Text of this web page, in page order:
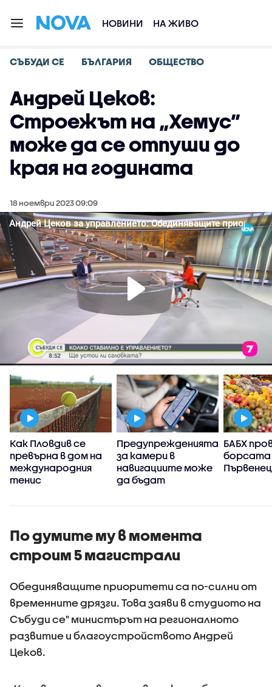
НОВИНИ НА ЖИВО
СЪБУДИ СЕ БЪЛГАРИЯ ОБЩЕСТВО
Андрей Цеков:
Строежът на „Хемус”
може да се отпуши до
края на годината
18 ноември 2023 09:09
Как Пловдив се
превърна в дом на
международния
тенис
Предупрежденията
за камери в
навигациите може
да бъдат
направи ли това
безопасни
БАБХ
борсата
Първенец
По думите му в момента
строим 5 магистрали
Обединяващите приоритети са по-силни от
временните дрязги. Това заяви в студиото на
Събуди се" министърът на регионалното
развитие и благоустройството Андрей
Цеков.